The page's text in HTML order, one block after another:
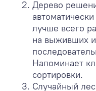
Дерево
лучше всего
на выживших
Напоминает
сортировки.
Случайный